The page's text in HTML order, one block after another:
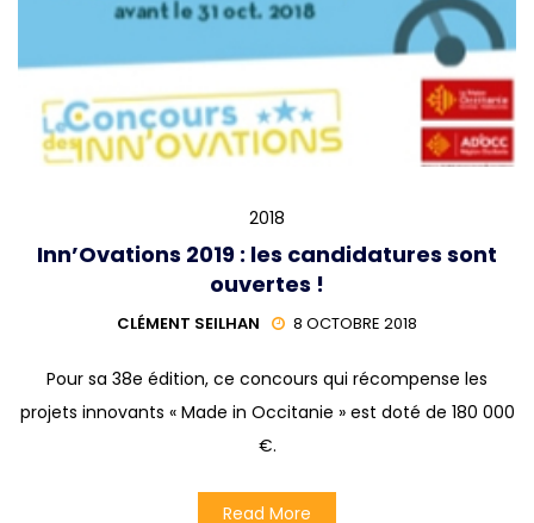
2018
Inn’Ovations 2019 : les candidatures sont
ouvertes !
CLÉMENT SEILHAN 8 OCTOBRE 2018
Pour sa 38e édition, ce concours qui récompense les
projets innovants « Made in Occitanie » est doté de 180 000
€.
Read More